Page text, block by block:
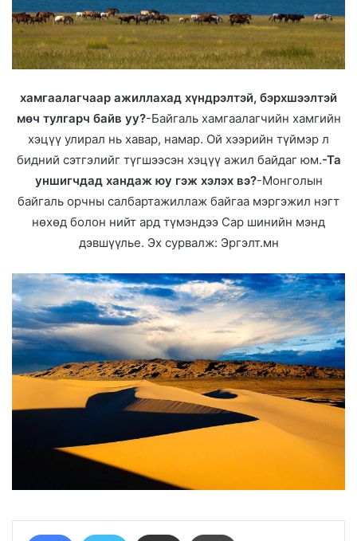
хамгаалагчаар ажиллахад хүндрэлтэй, бэрхшээлтэй
мөч тулгарч байв уу?-Байгаль хамгаалагчийн хамгийн
хэцүү улирал нь хавар, намар. Ой хээрийн түймэр л
бидний сэтгэлийг түгшээсэн хэцүү ажил байдаг юм.-Та
уншигчдад хандаж юу гэж хэлэх вэ?-Монголын
байгаль орчны салбартажиллаж байгаа мэргэжил нэгт
нөхөд болон нийт ард түмэндээ Сар шинийн мэнд
дэвшүүлье. Эх сурвалж: Эргэлт.мн